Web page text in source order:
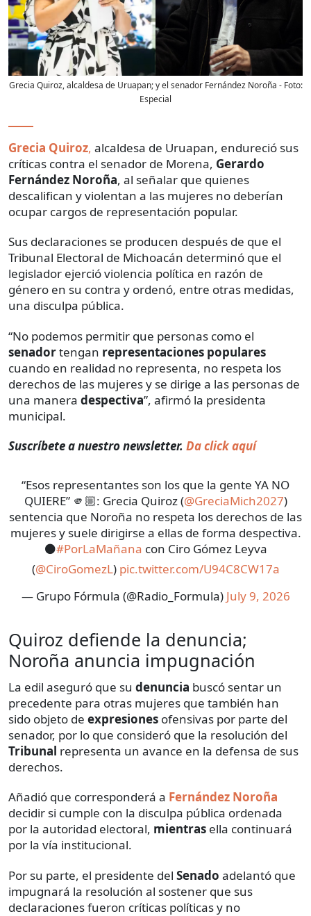
Grecia Quiroz, alcaldesa de Uruapan; y el senador Fernández Noroña - Foto:
Especial
Grecia Quiroz, alcaldesa de Uruapan, endureció sus
críticas contra el senador de Morena, Gerardo
Fernández Noroña, al señalar que quienes
descalifican y violentan a las mujeres no deberían
ocupar cargos de representación popular.
Sus declaraciones se producen después de que el
Tribunal Electoral de Michoacán determinó que el
legislador ejerció violencia política en razón de
género en su contra y ordenó, entre otras medidas,
una disculpa pública.
“No podemos permitir que personas como el
senadortengan representaciones populares
cuando en realidad no representa, no respeta los
derechos de las mujeres y se dirige a las personas de
una manera despectiva”, afirmó la presidenta
municipal.
Suscríbete a nuestro newsletter. Da click aquí
“Esos representantes son los que la gente YA NO
QUIERE” 🫵🏼: Grecia Quiroz (@GreciaMich2027)
sentencia que Noroña no respeta los derechos de las
mujeres y suele dirigirse a ellas de forma despectiva.
⚫#PorLaMañana con Ciro Gómez Leyva
(@CiroGomezL) pic.twitter.com/U94C8CW17a
— Grupo Fórmula (@Radio_Formula) July 9, 2026
Quiroz defiende la denuncia;
Noroña anuncia impugnación
La edil aseguró que su denuncia buscó sentar un
precedente para otras mujeres que también han
sido objeto de expresiones ofensivas por parte del
senador, por lo que consideró que la resolución del
Tribunal representa un avance en la defensa de sus
derechos.
Añadió que corresponderá a Fernández Noroña
decidir si cumple con la disculpa pública ordenada
por la autoridad electoral, mientras ella continuará
por la vía institucional.
Por su parte, el presidente del Senado adelantó que
impugnará la resolución al sostener que sus
declaraciones fueron críticas políticas y no